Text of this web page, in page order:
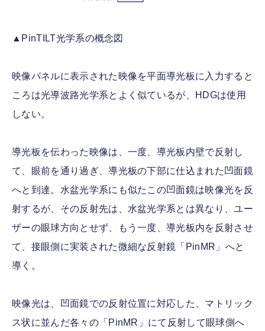
▲PinTILT光学系の概念図
映像パネルに表示された映像を平面導光板に入力すると
ころは光導波路光学系とよく似ているが、HDGは使用
しない。
導光板を伝わった映像は、一度、導光板内壁で反射し
て、眼前を通り過ぎ、導光板の下部に仕込まれた凹面鏡
へと到達。水盆光学系にも似たこの凹面鏡は映像光を反
射するが、その反射先は、水盆光学系とは異なり、ユー
ザーの眼球方向とせず、もう一度、導光板内を反射させ
て、接眼側に実装された微細な反射鏡「PinMR」へと
導く。
映像光は、凹面鏡での反射位置に対応した、マトリック
ス状に並んだ各々の「PinMR」にて反射して眼球側へ